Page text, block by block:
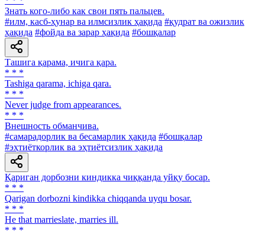
Знать кого-либо как свои пять пальцев.
#илм, касб-ҳунар ва илмсизлик ҳақида #қудрат ва ожизлик
ҳақида #фойда ва зарар ҳақида #бошқалар
Ташига қарама, ичига қара.
* * *
Tashiga qarama, ichiga qara.
* * *
Never judge from appearances.
* * *
Внешность обманчива.
#самарадорлик ва бесамарлик ҳақида #бошқалар
#эҳтиёткорлик ва эҳтиётсизлик ҳақида
Қариган дорбозни киндикка чиққанда уйқу босар.
* * *
Qarigan dorbozni kindikka chiqqanda uyqu bosar.
* * *
He that marrieslate, marries ill.